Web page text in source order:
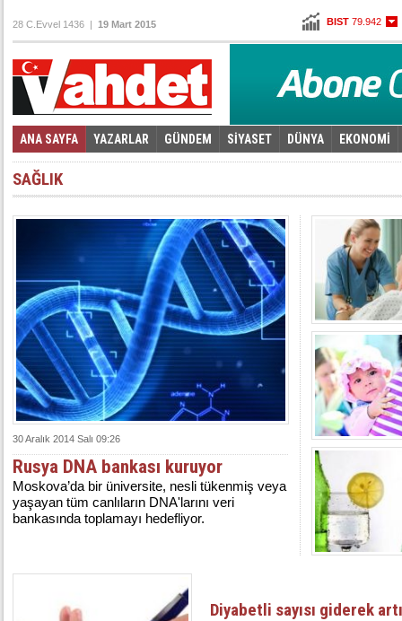
Euro 2,7845
28 C.Evvel 1436 | 19 Mart 2015
ANA SAYFA YAZARLAR GÜNDEM SİYASET DÜNYA EKONOMİ
Foto Galeri | Video Galeri
SAĞLIK
30 Aralık 2014 Salı 09:26
Rusya DNA bankası kuruyor
Moskova’da bir üniversite, nesli tükenmiş veya
yaşayan tüm canlıların DNA'larını veri
bankasında toplamayı hedefliyor.
Diyabetli sayısı giderek